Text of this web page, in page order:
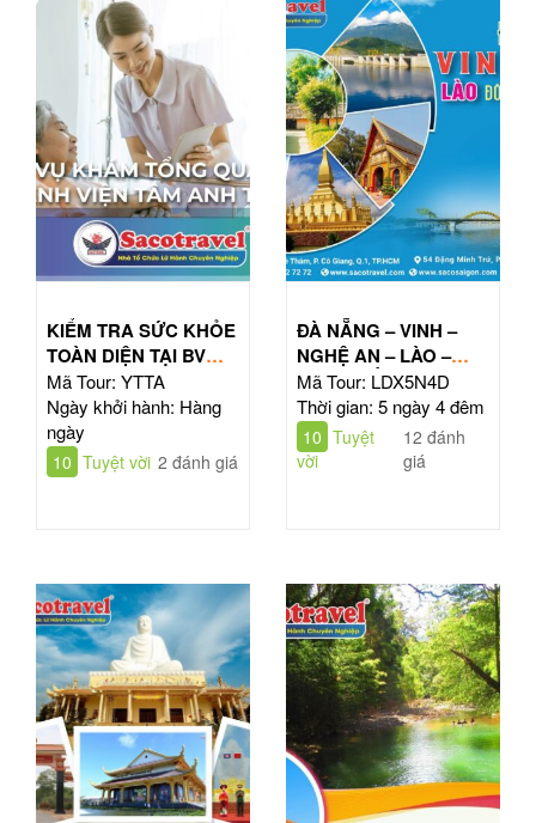
KIỂM TRA SỨC KHỎE
TOÀN DIỆN TẠI BV
TÂM ANH HỒ CHÍ
MINH
Mã Tour: YTTA
Ngày khởi hành: Hàng
ngày
10 Tuyệt vời 2 đánh giá
ĐÀ NẴNG – VINH –
NGHỆ AN – LÀO –
ĐÔNG BẮC THÁI LAN
| TOUR 5N4Đ
Mã Tour: LDX5N4D
Thời gian: 5 ngày 4 đêm
10 Tuyệt
vời
12 đánh
giá